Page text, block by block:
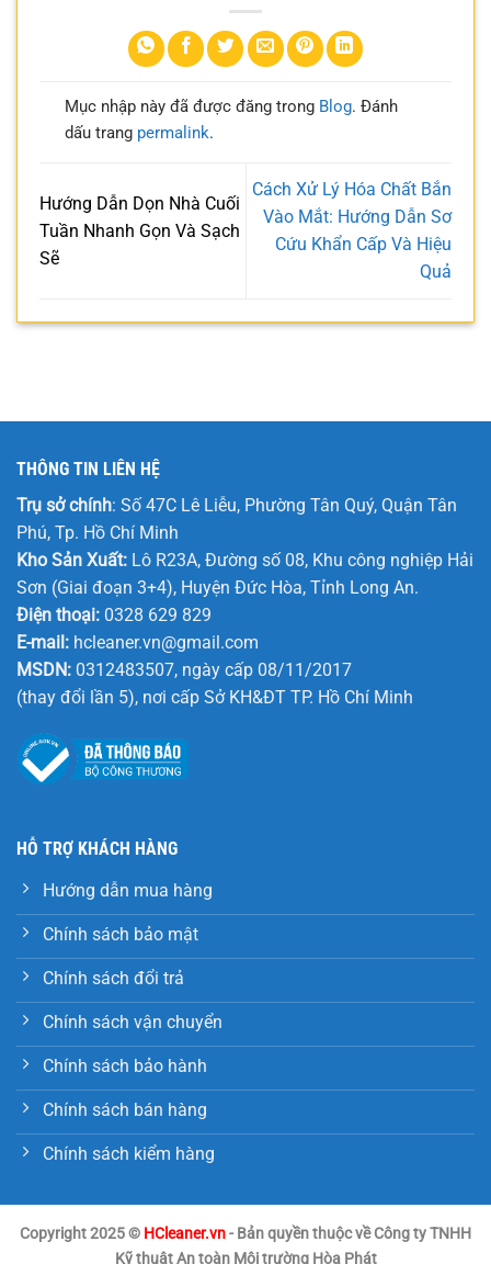
Mục nhập này đã được đăng trong Blog. Đánh
dấu trang permalink.
Hướng Dẫn Dọn Nhà Cuối
Tuần Nhanh Gọn Và Sạch
Sẽ
Cách Xử Lý Hóa Chất Bắn
Vào Mắt: Hướng Dẫn Sơ
Cứu Khẩn Cấp Và Hiệu
Quả
THÔNG TIN LIÊN HỆ
Trụ sở chính: Số 47C Lê Liễu, Phường Tân Quý, Quận Tân
Phú, Tp. Hồ Chí Minh
Kho Sản Xuất: Lô R23A, Đường số 08, Khu công nghiệp Hải
Sơn (Giai đoạn 3+4), Huyện Đức Hòa, Tỉnh Long An.
Điện thoại: 0328 629 829
E-mail: hcleaner.vn@gmail.com
MSDN: 0312483507, ngày cấp 08/11/2017
(thay đổi lần 5), nơi cấp Sở KH&ĐT TP. Hồ Chí Minh
HỖ TRỢ KHÁCH HÀNG
Hướng dẫn mua hàng
Chính sách bảo mật
Chính sách đổi trả
Chính sách vận chuyển
Chính sách bảo hành
Chính sách bán hàng
Chính sách kiểm hàng
Copyright 2025 © HCleaner.vn- Bản quyền thuộc về Công ty TNHH
Kỹ thuật An toàn Môi trường Hòa Phát